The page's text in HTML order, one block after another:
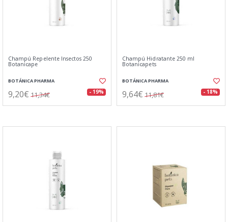
Champú Repelente Insectos 250
Botanicape
BOTÁNICA PHARMA
9,20€ 11,34€ - 19%
Champú Hidratante 250 ml
Botanicapets
BOTÁNICA PHARMA
9,64€ 11,81€ - 18%